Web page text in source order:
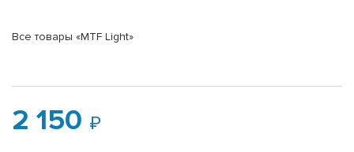
Все товары «MTF Light»
2 150